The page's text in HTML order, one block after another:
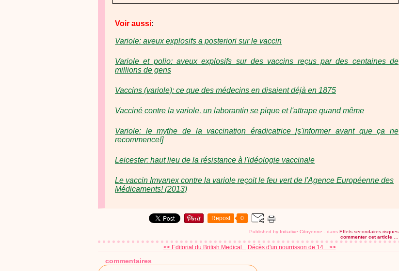
Voir aussi:
Variole: aveux explosifs a posteriori sur le vaccin
Variole et polio: aveux explosifs sur des vaccins reçus par des centaines de
millions de gens
Vaccins (variole): ce que des médecins en disaient déjà en 1875
Vacciné contre la variole, un laborantin se pique et l'attrape quand même
Variole: le mythe de la vaccination éradicatrice [s'informer avant que ça ne
recommence!]
Leicester: haut lieu de la résistance à l'idéologie vaccinale
Le vaccin Imvanex contre la variole reçoit le feu vert de l'Agence Européenne des
Médicaments! (2013)
Repost 0
Published by Initiative Citoyenne - dans Effets secondaires-risques
commenter cet article
<< Editorial du British Medical... Décès d'un nourrisson de 14... >>
commentaires